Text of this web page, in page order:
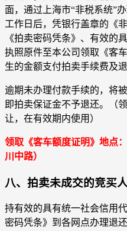
面，通过上海市“非税系统”
工作日后，凭银行盖章的《
《拍卖密码凭条》、有效的
执照原件至本公司领取《客
生的金额支付拍卖手续费及
逾期未办理付款手续的，将
即拍卖保证金不予退还。（
让，在有效期内使用）
领取《客车额度证明》地点
川中路）
八、拍卖未成交的竞买人
持有效的具有统一社会信用
密码凭条》到各网点办理退